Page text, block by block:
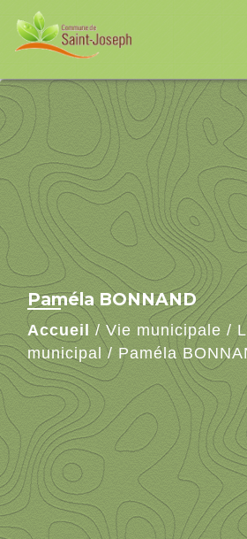
Paméla BONNAND
Accueil / Vie municipale /
municipal / Paméla